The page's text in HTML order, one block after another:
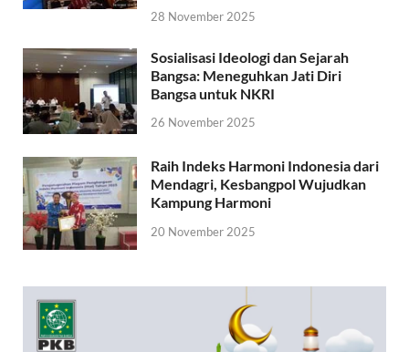
28 November 2025
Sosialisasi Ideologi dan Sejarah
Bangsa: Meneguhkan Jati Diri
Bangsa untuk NKRI
26 November 2025
Raih Indeks Harmoni Indonesia dari
Mendagri, Kesbangpol Wujudkan
Kampung Harmoni
20 November 2025